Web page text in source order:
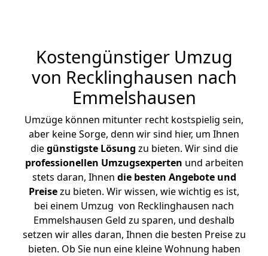
Kostengünstiger Umzug
von Recklinghausen nach
Emmelshausen
Umzüge können mitunter recht kostspielig sein,
aber keine Sorge, denn wir sind hier, um Ihnen
diegünstigste Lösung zu bieten. Wir sind die
professionellen Umzugsexperten und arbeiten
stets daran, Ihnen die besten Angebote und
Preisezu bieten. Wir wissen, wie wichtig es ist,
bei einem Umzug von Recklinghausen nach
Emmelshausen Geld zu sparen, und deshalb
setzen wir alles daran, Ihnen die besten Preise zu
bieten. Ob Sie nun eine kleine Wohnung haben